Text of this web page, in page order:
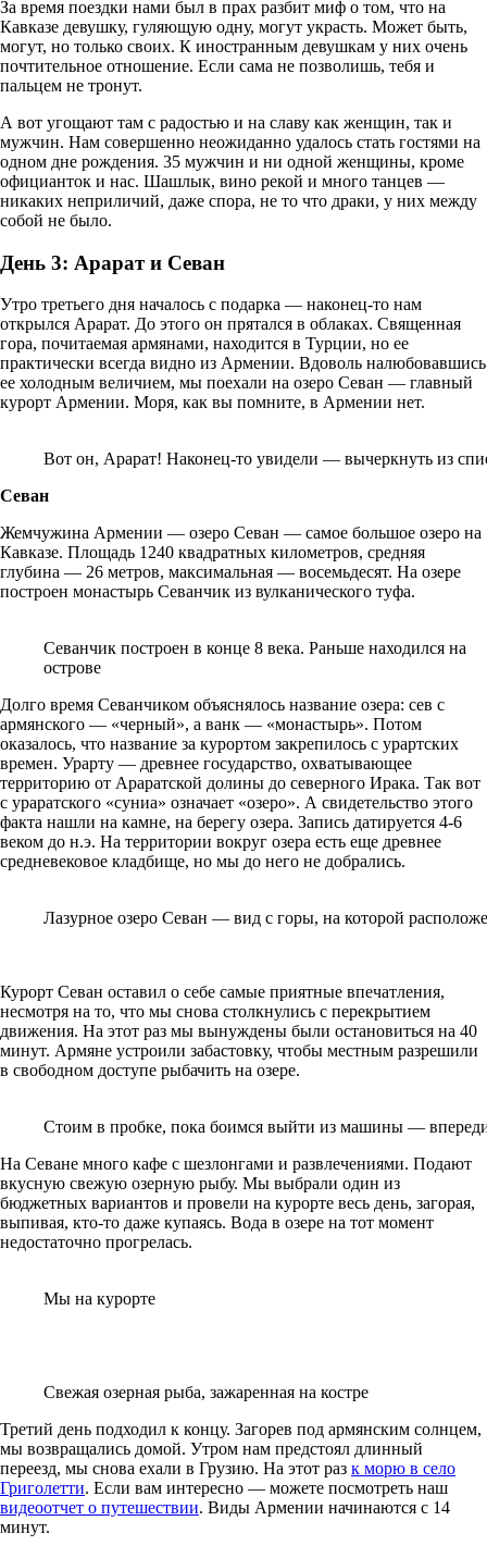
За время поездки нами был в прах разбит миф о том, что на
Кавказе девушку, гуляющую одну, могут украсть. Может быть,
могут, но только своих. К иностранным девушкам у них очень
почтительное отношение. Если сама не позволишь, тебя и
пальцем не тронут.
А вот угощают там с радостью и на славу как женщин, так и
мужчин. Нам совершенно неожиданно удалось стать гостями на
одном дне рождения. 35 мужчин и ни одной женщины, кроме
официанток и нас. Шашлык, вино рекой и много танцев —
никаких неприличий, даже спора, не то что драки, у них между
собой не было.
День 3: Арарат и Севан
Утро третьего дня началось с подарка — наконец-то нам
открылся Арарат. До этого он прятался в облаках. Священная
гора, почитаемая армянами, находится в Турции, но ее
практически всегда видно из Армении. Вдоволь налюбовавшись
ее холодным величием, мы поехали на озеро Севан — главный
курорт Армении. Моря, как вы помните, в Армении нет.
Вот он, Арарат! Наконец-то увидели — вычеркнуть из
Севан
Жемчужина Армении — озеро Севан — самое большое озеро на
Кавказе. Площадь 1240 квадратных километров, средняя
глубина — 26 метров, максимальная — восемьдесят. На озере
построен монастырь Севанчик из вулканического туфа.
Севанчик построен в конце 8 века. Раньше находился на
острове
Долго время Севанчиком объяснялось название озера: сев с
армянского — «черный», а ванк — «монастырь». Потом
оказалось, что название за курортом закрепилось с урартских
времен. Урарту — древнее государство, охватывающее
территорию от Араратской долины до северного Ирака. Так вот
с ураратского «суниа» означает «озеро». А свидетельство этого
факта нашли на камне, на берегу озера. Запись датируется 4-6
веком до н.э. На территории вокруг озера есть еще древнее
средневековое кладбище, но мы до него не добрались.
Лазурное озеро Севан — вид с горы, на которой
Курорт Севан оставил о себе самые приятные впечатления,
несмотря на то, что мы снова столкнулись с перекрытием
движения. На этот раз мы вынуждены были остановиться на 40
минут. Армяне устроили забастовку, чтобы местным разрешили
в свободном доступе рыбачить на озере.
Стоим в пробке, пока боимся выйти из машины — впереди
На Севане много кафе с шезлонгами и развлечениями. Подают
вкусную свежую озерную рыбу. Мы выбрали один из
бюджетных вариантов и провели на курорте весь день, загорая,
выпивая, кто-то даже купаясь. Вода в озере на тот момент
недостаточно прогрелась.
Мы на курорте
Свежая озерная рыба, зажаренная на костре
Третий день подходил к концу. Загорев под армянским солнцем,
мы возвращались домой. Утром нам предстоял длинный
переезд, мы снова ехали в Грузию. На этот раз к морю в село
Григолетти. Если вам интересно — можете посмотреть наш
видеоотчет о путешествии. Виды Армении начинаются с 14
минут.